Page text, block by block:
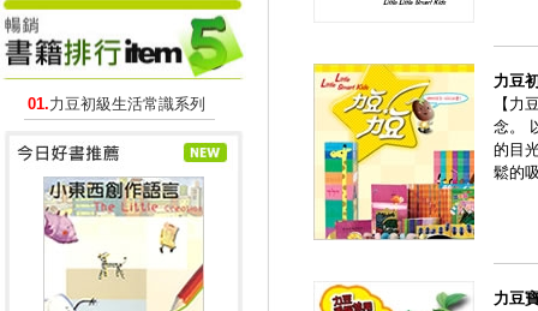
01.力豆初級生活常識系列
力豆
【力
念。
的目
鬆的
力豆